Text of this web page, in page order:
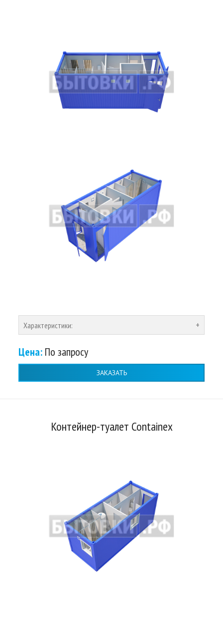
Характеристики:
Цена: По запросу
ЗАКАЗАТЬ
Контейнер-туалет Containex